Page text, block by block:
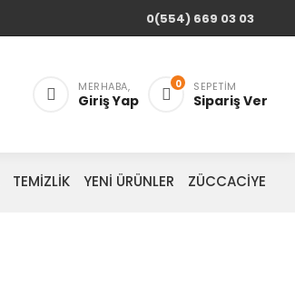
0(554) 669 03 03
MERHABA,
Giriş Yap
0 SEPETIM
Sipariş Ver
TEMİZLİK YENİ ÜRÜNLER ZÜCCACİYE